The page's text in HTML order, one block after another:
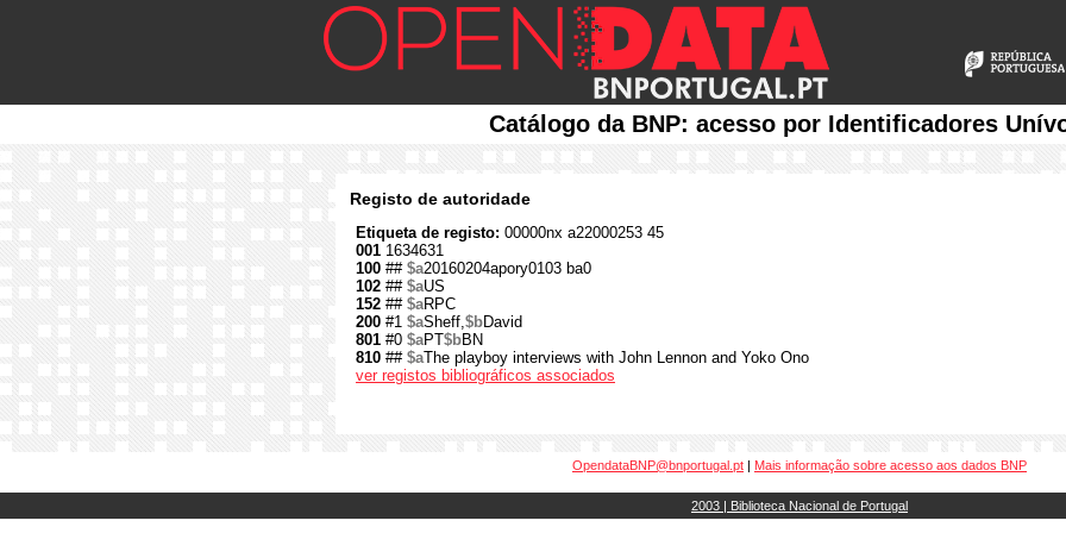
Catálogo da BNP: acesso por Identificadores
Registo de autoridade
Etiqueta de registo: 00000nx a22000253 45
001 1634631
100 ## $a20160204apory0103 ba0
102 ## $aUS
152 ## $aRPC
200 #1 $aSheff,$bDavid
801 #0 $aPT$bBN
810 ## $aThe playboy interviews with John Lennon and Yoko Ono
ver registos bibliográficos associados
OpendataBNP@bnportugal.pt | Mais informação sobre acesso aos dados BNP
2003 | Biblioteca Nacional de Portugal